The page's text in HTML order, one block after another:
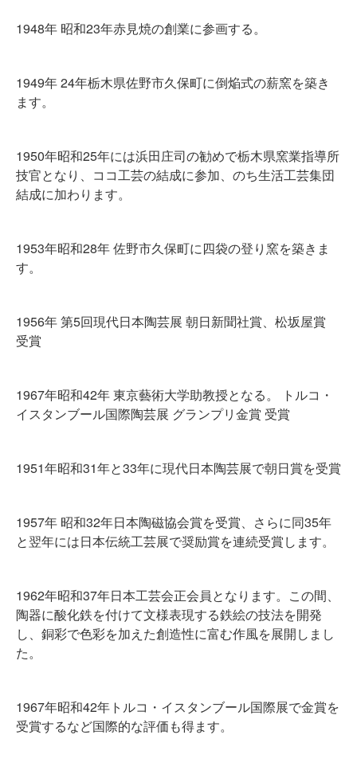
1948年 昭和23年赤見焼の創業に参画する。
1949年 24年栃木県佐野市久保町に倒焔式の薪窯を築き
ます。
1950年昭和25年には浜田庄司の勧めで栃木県窯業指導所
技官となり、ココ工芸の結成に参加、のち生活工芸集団
結成に加わります。
1953年昭和28年 佐野市久保町に四袋の登り窯を築きま
す。
1956年 第5回現代日本陶芸展 朝日新聞社賞、松坂屋賞
受賞
1967年昭和42年 東京藝術大学助教授となる。 トルコ・
イスタンブール国際陶芸展 グランプリ金賞 受賞
1951年昭和31年と33年に現代日本陶芸展で朝日賞を受賞
1957年 昭和32年日本陶磁協会賞を受賞、さらに同35年
と翌年には日本伝統工芸展で奨励賞を連続受賞します。
1962年昭和37年日本工芸会正会員となります。この間、
陶器に酸化鉄を付けて文様表現する鉄絵の技法を開発
し、銅彩で色彩を加えた創造性に富む作風を展開しまし
た。
1967年昭和42年トルコ・イスタンブール国際展で金賞を
受賞するなど国際的な評価も得ます。